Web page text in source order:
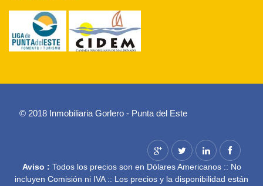
© 2018 Inmobiliaria Gorlero - Punta del Este
Aviso : Todos los precios son en Dólares Americanos :: No
incluyen Comisión ni IVA :: Los precios y la disponibilidad están